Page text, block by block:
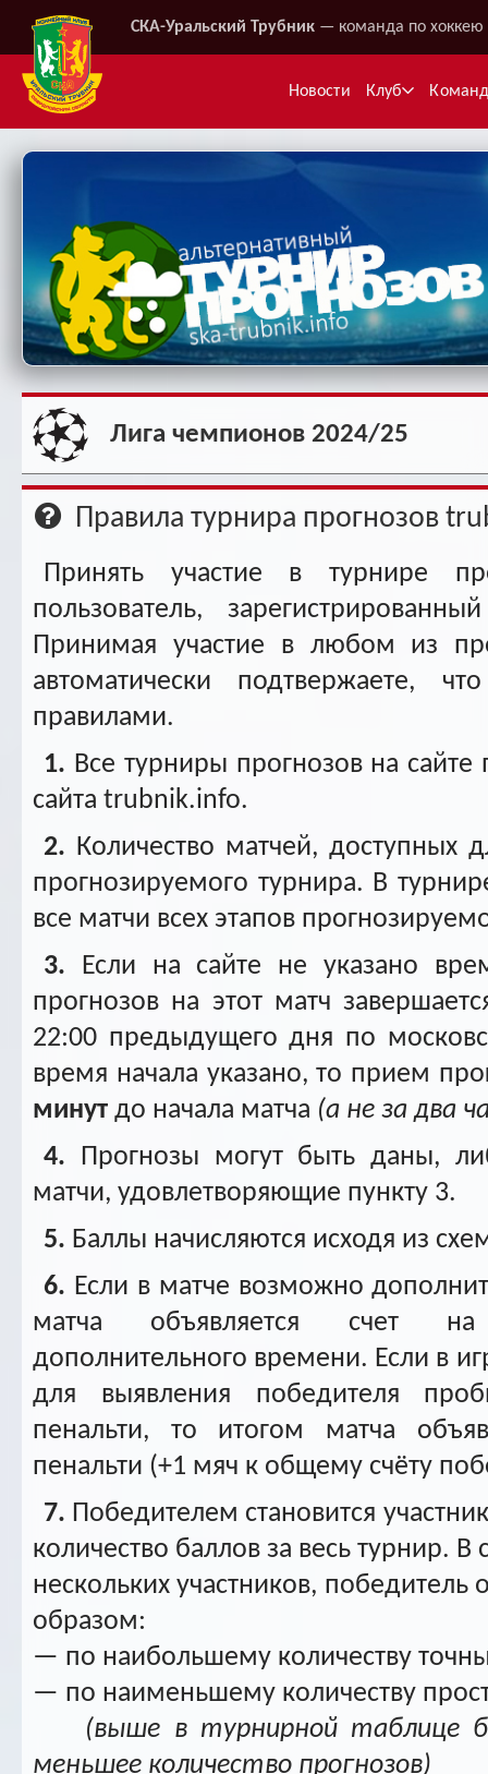
СКА-Уральский Трубник — команда по хоккею
Новости Клуб
Лига чемпионов 2024/25
Правила турнира прогнозов
Принять участие в турнире
пользователь,
Принимая участие в любом из
автоматически подтвержаете,
правилами.
1. Все турниры прогнозов на
сайта trubnik.info.
2. Количество матчей, доступных
прогнозируемого турнира. В
все матчи всех этапов
3. Если на сайте не указано
прогнозов на этот матч
22:00 предыдущего дня по
время начала указано, то прием
минут до начала матча (а не за два
4. Прогнозы могут быть даны,
матчи, удовлетворяющие пункту 3.
5. Баллы начисляются исходя из
6. Если в матче возможно
матча объявляется счет
дополнительного времени. Если в
для выявления победителя
пенальти, то итогом матча
пенальти (+1 мяч к общему счёту
7. Победителем становится
количество баллов за весь турнир. В
нескольких участников,
образом:
— по наибольшему количеству
— по наименьшему количеству
(выше в турнирной таблице
меньшее количество прогнозов)